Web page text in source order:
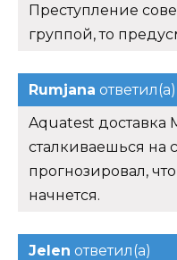
Преступление
группой, то
Rumjana ответил(а)
Aquatest доставка
сталкиваешься на
прогнозировал,
начнется.
Jelen ответил(а)